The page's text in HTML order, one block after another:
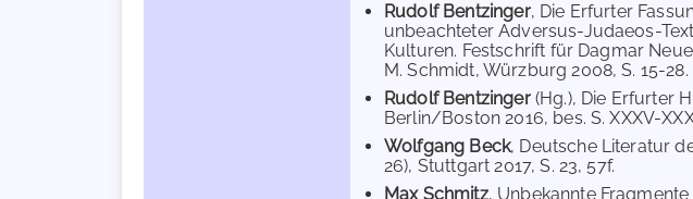
Rudolf Bentzinger, Die Erfurter
unbeachteter Adversus-Judaeos-
Kulturen. Festschrift für Dagmar
M. Schmidt, Würzburg 2008, S. 15-28.
Rudolf Bentzinger (Hg.), Die Erfurter
Berlin/Boston 2016, bes. S. XXXV-
Wolfgang Beck, Deutsche Literatur
26), Stuttgart 2017, S. 23, 57f.
Max Schmitz, Unbekannte Fragmente